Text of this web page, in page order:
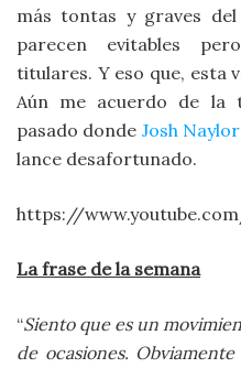
más tontas y graves del
parecen evitables
titulares. Y eso que, esta
Aún me acuerdo de la
pasado donde Josh Naylor
lance desafortunado.
https://
La frase de la semana
“Siento que es un
de ocasiones.